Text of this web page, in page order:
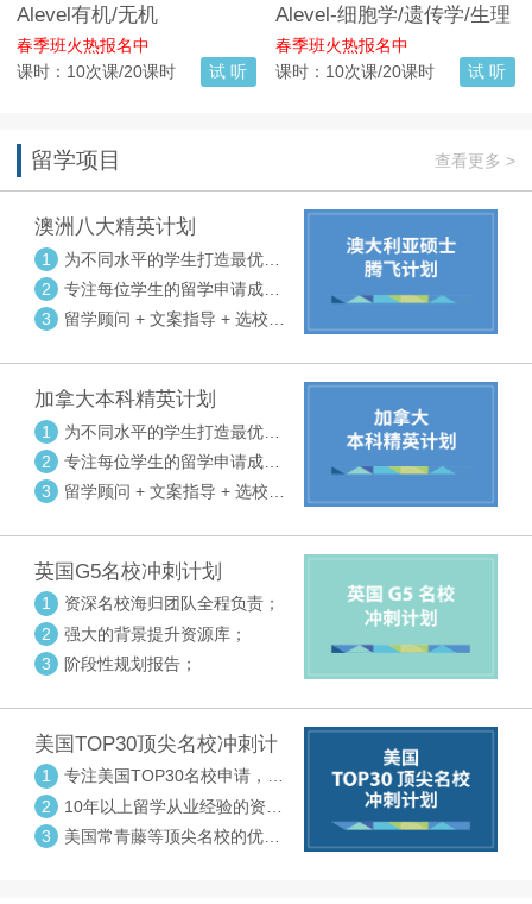
Alevel有机/无机
春季班火热报名中
课时：10次课/20课时
试 听
Alevel-细胞学/遗传学/生理
学/生态学
春季班火热报名中
课时：10次课/20课时
试 听
留学项目 查看更多 >
澳洲八大精英计划
1
为不同水平的学生打造最优选
校方案
2
专注每位学生的留学申请成功
率
3
留学顾问 + 文案指导 + 选校申
加拿大本科精英计划
1
为不同水平的学生打造最优选
校方案
2
专注每位学生的留学申请成功
率
3
留学顾问 + 文案指导 + 选校申
英国G5名校冲刺计划
1
资深名校海归团队全程负责；
2
强大的背景提升资源库；
3
阶段性规划报告；
美国TOP30顶尖名校冲刺计
划
1
专注美国TOP30名校申请，高
度个性化指导
2
10年以上留学从业经验的资深
中方顾问
3
美国常青藤等顶尖名校的优秀